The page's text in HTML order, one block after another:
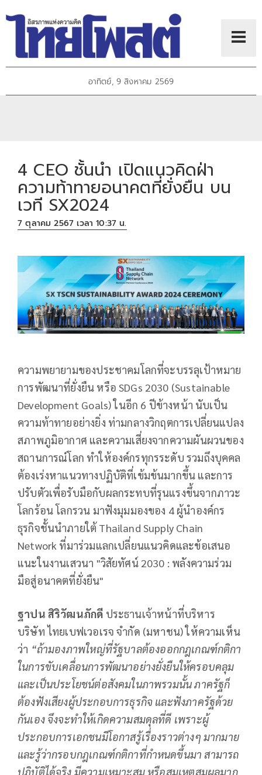
อาทิตย์, 9 สิงหาคม 2569
4 CEO ชั้นนำ เปิดแนวคิดฝ่า
ความท้าทายอนาคตที่ยั่งยืน บน
เวที SX2024
7 ตุลาคม 2567 เวลา 10:37 น.
ความพยายามของประชาคมโลกที่จะบรรลุเป้าหมาย
การพัฒนาที่ยั่งยืน หรือ SDGs 2030 (Sustainable
Development Goals) ในอีก 6 ปีข้างหน้า นับเป็น
ความท้าทายอย่างยิ่ง ท่ามกลางวิกฤตการเปลี่ยนแปลง
สภาพภูมิอากาศ และความเสี่ยงจากความผันผวนของ
สถานการณ์โลก ทำให้องค์กรทุกรระดับ รวมถึงบุคคล
ต้องเร่งหาแนวทางปฏิบัติที่เข้มข้นมากขึ้น และการ
ปรับตัวเพื่อรับมือกับผลกระทบที่รุนแรงขึ้นจากภาวะ
โลกร้อน โลกรวน มาฟังมุมมองของ 4 ผู้นำองค์กร
ธุรกิจชั้นนำภายใต้ Thailand Supply Chain
Network ที่มาร่วมแลกเปลี่ยนแนวคิดและข้อเสนอ
แนะในงานเสวนา "วิสัยทัศน์ 2030 : พลังความร่วม
มือสู่อนาคตที่ยั่งยืน"
ฐาปน สิริวัฒนภักดี ประธานเจ้าหน้าที่บริหาร
บริษัท ไทยเบฟเวอเรจ จำกัด (มหาชน) ให้ความเห็น
ว่า “ถ้ามองภาพใหญ่ที่รัฐบาลต้องออกกฎเกณฑ์กติกา
ในการขับเคลื่อนการพัฒนาอย่างยั่งยืนให้ครอบคลุม
และเป็นประโยชน์ต่อสังคมในภาพรวมนั้น ภาครัฐก็
ต้องฟังเสียงผู้ประกอบการธุรกิจ และฟังภาครัฐด้วย
กันเอง จึงจะทำให้เกิดความสมดุลที่ดี เพราะผู้
ประกอบการเอกชนมีโอกาสรู้เรื่องราวต่างๆ มากมาย
และรู้ว่ากรอบกฎเกณฑ์กติกาที่กำหนดขึ้นมา สามารถ
ปฏิบัติได้จริง มีความเหมาะสม หรือสมเหตุสมผลมาก